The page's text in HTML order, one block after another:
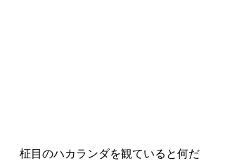
柾目のハカランダを観ていると何だ